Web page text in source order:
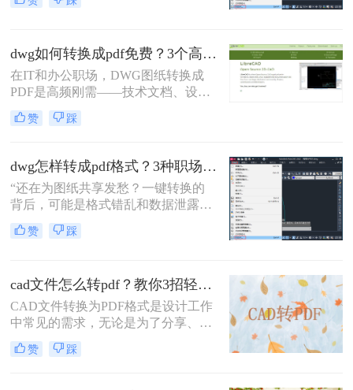
程师在交付文件时最怕听到的一句
防篡改的刚性需求。
dwg如何转换成pdf免费？3个高效精准方法，职场人亲测无坑！
在IT和办公职场，DWG图纸转换成
PDF是高频刚需——技术文档、设计
稿、项目报告常需PDF格式分享或打
印。但市面上多数工具转换不精准
（需装软件、调参数），甚至收费陷
阱频出。作为深耕办公软件测评7年
的小编，我亲测了20+方案，排除
WPS、命令行、迅捷等工具，只聚焦
真正免费、有效、安全的路径。今天
分享3个方法，助你告别“转换焦虑”，
赞 踩
dwg怎样转成pdf格式？3种职场人必备的高效方法，最后一招绝了！
“还在为图纸共享发愁？一键转换的
背后，可能是格式错乱和数据泄露的
双重陷阱。” 作为从业多年的办公软
件测评博主，我见过太多人因选错转
赞 踩
cad文件怎么转pdf？教你3招轻松解决！
CAD文件转换为PDF格式是设计工作
中常见的需求，无论是为了分享、存
档还是打印，PDF格式都能提供高质
量的输出。那么CAD文件怎么转PDF
赞 踩